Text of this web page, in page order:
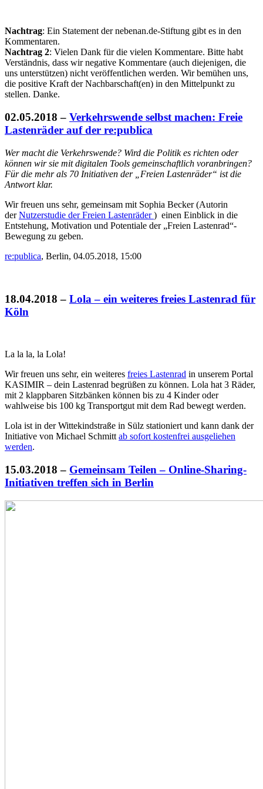
Nachtrag: Ein Statement der nebenan.de-Stiftung gibt es in den
Kommentaren.
Nachtrag 2: Vielen Dank für die vielen Kommentare. Bitte habt
Verständnis, dass wir negative Kommentare (auch diejenigen, die
uns unterstützen) nicht veröffentlichen werden. Wir bemühen uns,
die positive Kraft der Nachbarschaft(en) in den Mittelpunkt zu
stellen. Danke.
02.05.2018 – Verkehrswende selbst machen: Freie
Lastenräder auf der re:publica
Wer macht die Verkehrswende? Wird die Politik es richten oder
können wir sie mit digitalen Tools gemeinschaftlich voranbringen?
Für die mehr als 70 Initiativen der „Freien Lastenräder“ ist die
Antwort klar.
Wir freuen uns sehr, gemeinsam mit Sophia Becker (Autorin
derNutzerstudie der Freien Lastenräder) einen Einblick in die
Entstehung, Motivation und Potentiale der „Freien Lastenrad“-
Bewegung zu geben.
re:publica, Berlin, 04.05.2018, 15:00
18.04.2018 – Lola – ein weiteres freies Lastenrad für
Köln
La la la, la Lola!
Wir freuen uns sehr, ein weiteres freies Lastenrad in unserem Portal
KASIMIR – dein Lastenrad begrüßen zu können. Lola hat 3 Räder,
mit 2 klappbaren Sitzbänken können bis zu 4 Kinder oder
wahlweise bis 100 kg Transportgut mit dem Rad bewegt werden.
Lola ist in der Wittekindstraße in Sülz stationiert und kann dank der
Initiative von Michael Schmitt ab sofort kostenfrei ausgeliehen
werden.
15.03.2018 – Gemeinsam Teilen – Online-Sharing-
Initiativen treffen sich in Berlin